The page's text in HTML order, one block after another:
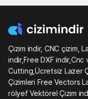
Çizim indir, CNC çizim,
indir,Free DXF
Cutting,Ücretsiz Lazer
Çizimleri Free Vectors
rölyef Vektörel Çizim